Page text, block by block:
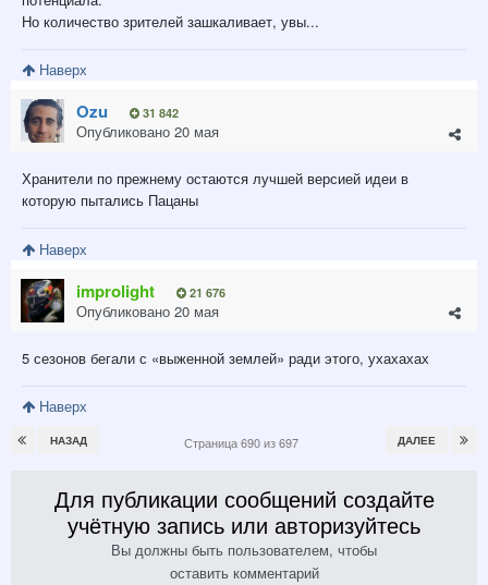
Но количество зрителей зашкаливает, увы...
Наверх
Ozu 31 842
Опубликовано 20 мая
Хранители по прежнему остаются лучшей версией идеи в
которую пытались Пацаны
Наверх
improlight 21 676
Опубликовано 20 мая
5 сезонов бегали с «выженной землей» ради этого, ухахахах
Наверх
НАЗАД ДАЛЕЕ
Страница 690 из 697
Для публикации сообщений создайте
учётную запись или авторизуйтесь
Вы должны быть пользователем, чтобы
оставить комментарий